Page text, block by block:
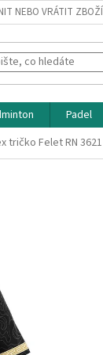
NEBO VRÁTIT ZBOŽÍ
Padel
tričko Felet RN